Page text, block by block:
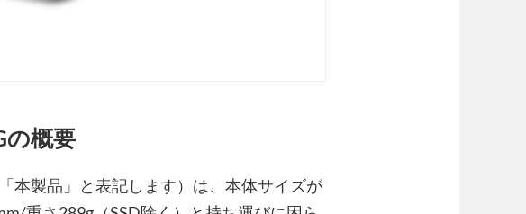
の概要
本製品」と表記します）は、本体サイズが